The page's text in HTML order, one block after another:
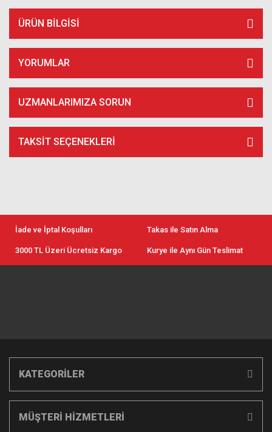
ÜRÜN BILGISI
YORUMLAR
UZMANLARIMIZA SORUN
TAKSIT SEÇENEKLERI
İade ve İptal Koşulları Takas ile Satın Alma
3000 TL Üzeri Ücretsiz Kargo Kurye ile Aynı Gün Teslimat
KATEGORİLER
MÜŞTERİ HİZMETLERİ